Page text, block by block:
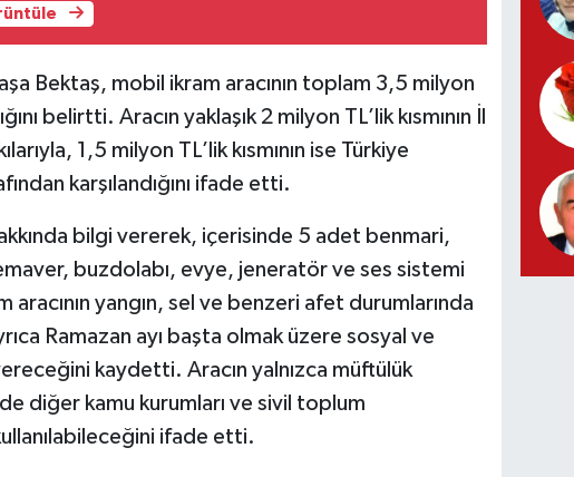
Bektaş, mobil ikram aracının toplam 3,5 milyon
belirtti. Aracın yaklaşık 2 milyon TL’lik kısmının İl
1,5 milyon TL’lik kısmının ise Türkiye
karşılandığını ifade etti.
bilgi vererek, içerisinde 5 adet benmari,
buzdolabı, evye, jeneratör ve ses sistemi
yangın, sel ve benzeri afet durumlarında
Ramazan ayı başta olmak üzere sosyal ve
kaydetti. Aracın yalnızca müftülük
diğer kamu kurumları ve sivil toplum
ifade etti.